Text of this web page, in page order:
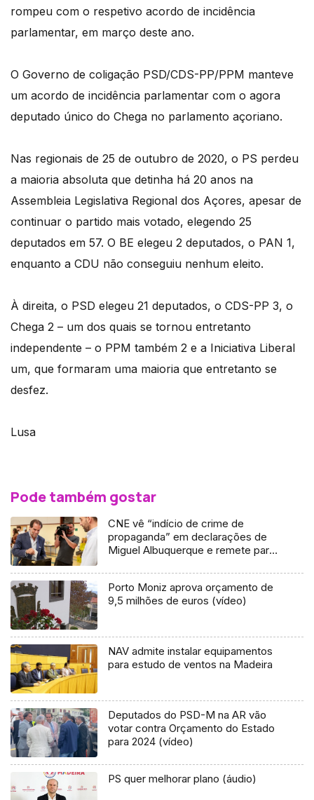
rompeu com o respetivo acordo de incidência
parlamentar, em março deste ano.
O Governo de coligação PSD/CDS-PP/PPM manteve
um acordo de incidência parlamentar com o agora
deputado único do Chega no parlamento açoriano.
Nas regionais de 25 de outubro de 2020, o PS perdeu
a maioria absoluta que detinha há 20 anos na
Assembleia Legislativa Regional dos Açores, apesar de
continuar o partido mais votado, elegendo 25
deputados em 57. O BE elegeu 2 deputados, o PAN 1,
enquanto a CDU não conseguiu nenhum eleito.
À direita, o PSD elegeu 21 deputados, o CDS-PP 3, o
Chega 2 – um dos quais se tornou entretanto
independente – o PPM também 2 e a Iniciativa Liberal
um, que formaram uma maioria que entretanto se
desfez.
Lusa
Pode também gostar
CNE vê “indício de crime de
propaganda” em declarações de
Miguel Albuquerque e remete para
Porto Moniz aprova orçamento de
9,5 milhões de euros (vídeo)
NAV admite instalar equipamentos
para estudo de ventos na Madeira
Deputados do PSD-M na AR vão
votar contra Orçamento do Estado
para 2024 (vídeo)
PS quer melhorar plano (áudio)